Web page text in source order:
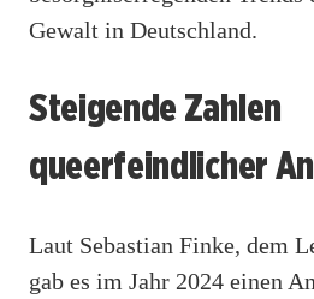
Gewalt in Deutschland.
Steigende Zahlen
queerfeindlicher
Laut Sebastian Finke, dem
gab es im Jahr 2024 einen